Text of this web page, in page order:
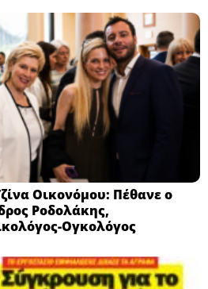
Οικονόμου: Πέθανε ο
Ροδολάκης,
Ογκολόγος